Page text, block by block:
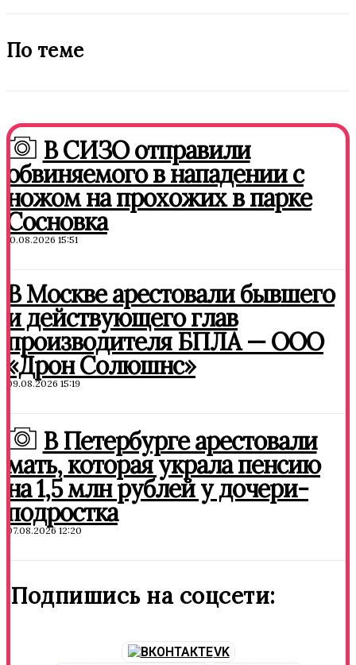
По теме
В СИЗО отправили
обвиняемого в нападении с
ножом на прохожих в парке
Сосновка
10.08.2026 15:51
В Москве арестовали бывшего
и действующего глав
производителя БПЛА — ООО
«Дрон Солюшнс»
09.08.2026 15:19
В Петербурге арестовали
мать, которая украла пенсию
на 1,5 млн рублей у дочери-
подростка
07.08.2026 12:20
Подпишись на соцсети:
VK